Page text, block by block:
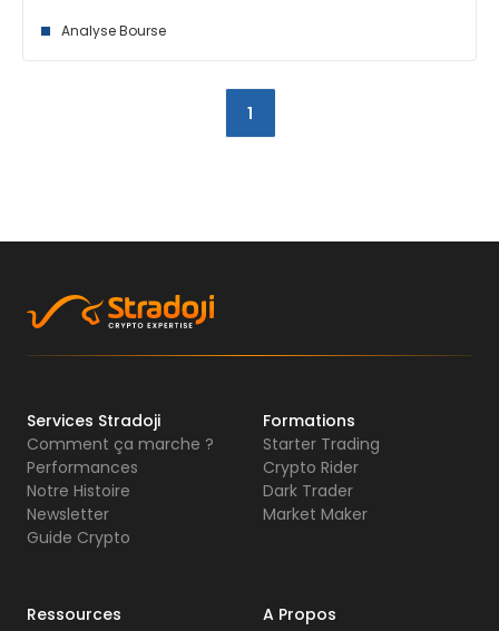
Analyse Bourse
1
Services Stradoji
Comment ça marche ?
Performances
Notre Histoire
Newsletter
Guide Crypto
Formations
Starter Trading
Crypto Rider
Dark Trader
Market Maker
Ressources
A Propos